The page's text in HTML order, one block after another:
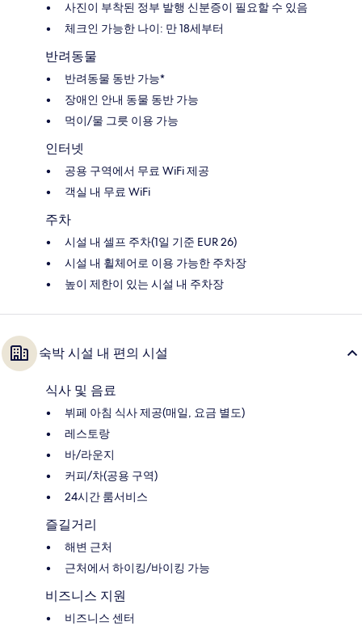
사진이 부착된 정부 발행 신분증이 필요할 수 있음
체크인 가능한 나이: 만 18세부터
반려동물
반려동물 동반 가능*
장애인 안내 동물 동반 가능
먹이/물 그릇 이용 가능
인터넷
공용 구역에서 무료 WiFi 제공
객실 내 무료 WiFi
주차
시설 내 셀프 주차(1일 기준 EUR 26)
시설 내 휠체어로 이용 가능한 주차장
높이 제한이 있는 시설 내 주차장
숙박 시설 내 편의 시설
식사 및 음료
뷔페 아침 식사 제공(매일, 요금 별도)
레스토랑
바/라운지
커피/차(공용 구역)
24시간 룸서비스
즐길거리
해변 근처
근처에서 하이킹/바이킹 가능
비즈니스 지원
비즈니스 센터